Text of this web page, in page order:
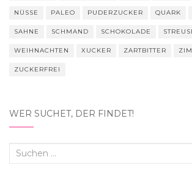
NÜSSE PALEO PUDERZUCKER QUARK
SAHNE SCHMAND SCHOKOLADE
WEIHNACHTEN XUCKER ZARTBITTER
ZUCKERFREI
WER SUCHET, DER FINDET!
Suchen